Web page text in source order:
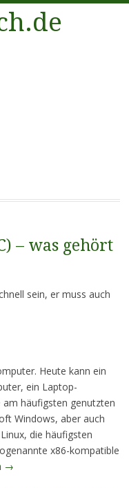
– was gehört
sein, er muss auch
Heute kann ein
ein Laptop-
häufigsten genutzten
Windows, aber auch
die häufigsten
x86-kompatible
→